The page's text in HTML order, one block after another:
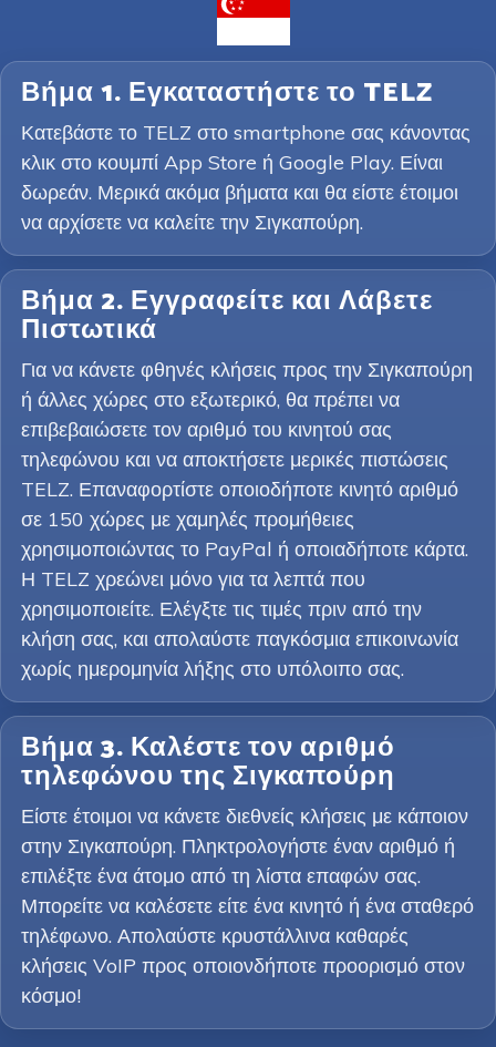
Βήμα 1. Εγκαταστήστε το TELZ
Κατεβάστε το TELZ στο smartphone σας κάνοντας
κλικ στο κουμπί App Store ή Google Play. Είναι
δωρεάν. Μερικά ακόμα βήματα και θα είστε έτοιμοι
να αρχίσετε να καλείτε την Σιγκαπούρη.
Βήμα 2. Εγγραφείτε και Λάβετε
Πιστωτικά
Για να κάνετε φθηνές κλήσεις προς την Σιγκαπούρη
ή άλλες χώρες στο εξωτερικό, θα πρέπει να
επιβεβαιώσετε τον αριθμό του κινητού σας
τηλεφώνου και να αποκτήσετε μερικές πιστώσεις
TELZ. Επαναφορτίστε οποιοδήποτε κινητό αριθμό
σε 150 χώρες με χαμηλές προμήθειες
χρησιμοποιώντας το PayPal ή οποιαδήποτε κάρτα.
Η TELZ χρεώνει μόνο για τα λεπτά που
χρησιμοποιείτε. Ελέγξτε τις τιμές πριν από την
κλήση σας, και απολαύστε παγκόσμια επικοινωνία
χωρίς ημερομηνία λήξης στο υπόλοιπο σας.
Βήμα 3. Καλέστε τον αριθμό
τηλεφώνου της Σιγκαπούρη
Είστε έτοιμοι να κάνετε διεθνείς κλήσεις με κάποιον
στην Σιγκαπούρη. Πληκτρολογήστε έναν αριθμό ή
επιλέξτε ένα άτομο από τη λίστα επαφών σας.
Μπορείτε να καλέσετε είτε ένα κινητό ή ένα σταθερό
τηλέφωνο. Απολαύστε κρυστάλλινα καθαρές
κλήσεις VoIP προς οποιονδήποτε προορισμό στον
κόσμο!